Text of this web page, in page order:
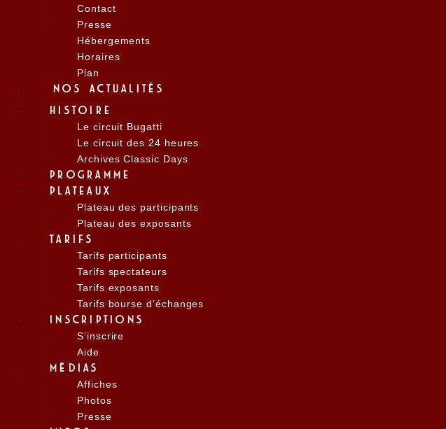
Contact
Presse
Hébergements
Horaires
Plan
NOS ACTUALITÉS
HISTOIRE
Le circuit Bugatti
Le circuit des 24 heures
Archives Classic Days
PROGRAMME
PLATEAUX
Plateau des participants
Plateau des exposants
TARIFS
Tarifs participants
Tarifs spectateurs
Tarifs exposants
Tarifs bourse d’échanges
INSCRIPTIONS
S’inscrire
Aide
MÉDIAS
Affiches
Photos
Presse